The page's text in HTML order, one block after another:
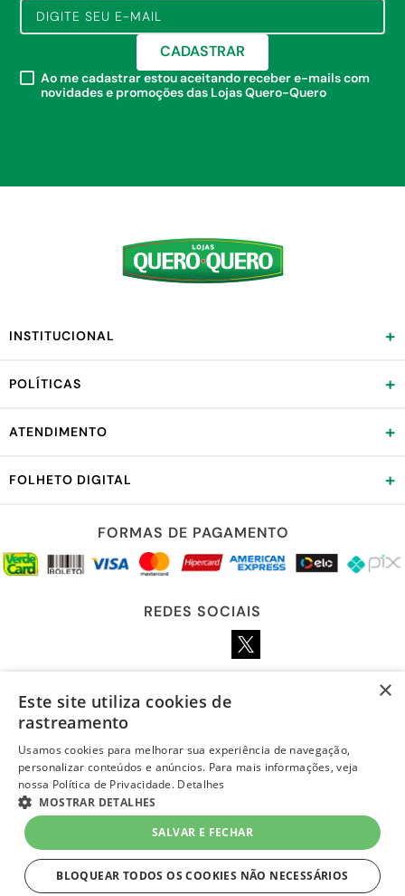
R$ 16,39 à vista
até 1x de R$ 16,39 sem juros
no Cartão Quero-Quero
+
-
1Unidade=R$ 16,39
CADASTRAR
Ao me cadastrar estou aceitando receber e-mails com
novidades e promoções das Lojas Quero-Quero
INSTITUCIONAL +
POLÍTICAS +
ATENDIMENTO +
FOLHETO DIGITAL +
FORMAS DE PAGAMENTO
REDES SOCIAIS
LOJA SEGURA
×
Este site utiliza cookies de
rastreamento
Usamos cookies para melhorar sua experiência de navegação,
personalizar conteúdos e anúncios. Para mais informações, veja
nossa Política de Privacidade. Detalhes
MOSTRAR DETALHES
SALVAR E FECHAR
BLOQUEAR TODOS OS COOKIES NÃO NECESSÁRIOS